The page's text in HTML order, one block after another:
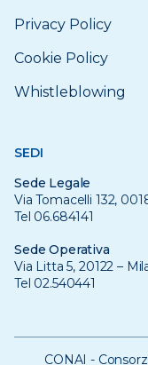
Privacy Policy
Cookie Policy
Whistleblowing
SEDI
Sede Legale
Via Tomacelli 132,
Tel 06.684141
Sede Operativa
Via Litta 5, 20122 –
Tel 02.540441
CONAI -